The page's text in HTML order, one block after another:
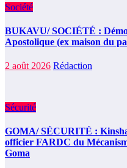
Société
BUKAVU/ SOCIÉTÉ :
Apostolique (ex maison du
2 août 2026 Rédaction
Sécurité
GOMA/ SÉCURITÉ :
officier FARDC du
Goma